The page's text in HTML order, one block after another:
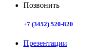
Позвонить
+7 (3452) 520-820
Презентации